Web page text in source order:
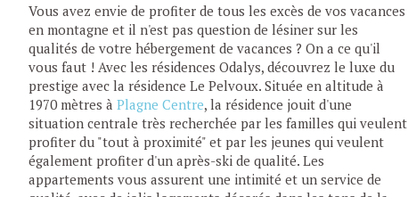
Vous avez envie de profiter de tous les excès de vos vacances
en montagne et il n'est pas question de lésiner sur les
qualités de votre hébergement de vacances ? On a ce qu'il
vous faut ! Avec les résidences Odalys, découvrez le luxe du
prestige avec la résidence Le Pelvoux. Située en altitude à
1970 mètres àPlagne Centre, la résidence jouit d'une
situation centrale très recherchée par les familles qui veulent
profiter du "tout à proximité" et par les jeunes qui veulent
également profiter d'un après-ski de qualité. Les
appartements vous assurent une intimité et un service de